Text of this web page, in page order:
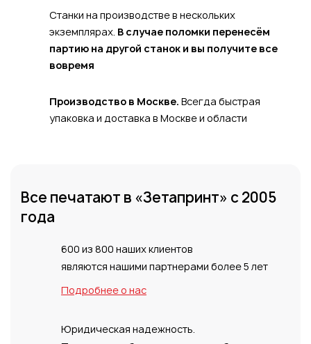
Станки на производстве в нескольких
экземплярах. В случае поломки перенесём
партию на другой станок и вы получите все
вовремя
Производство в Москве. Всегда быстрая
упаковка и доставка в Москве и области
Все печатают в «Зетапринт» с 2005
года
600 из 800 наших клиентов
являются нашими партнерами более 5 лет
Подробнее о нас
Юридическая надежность.